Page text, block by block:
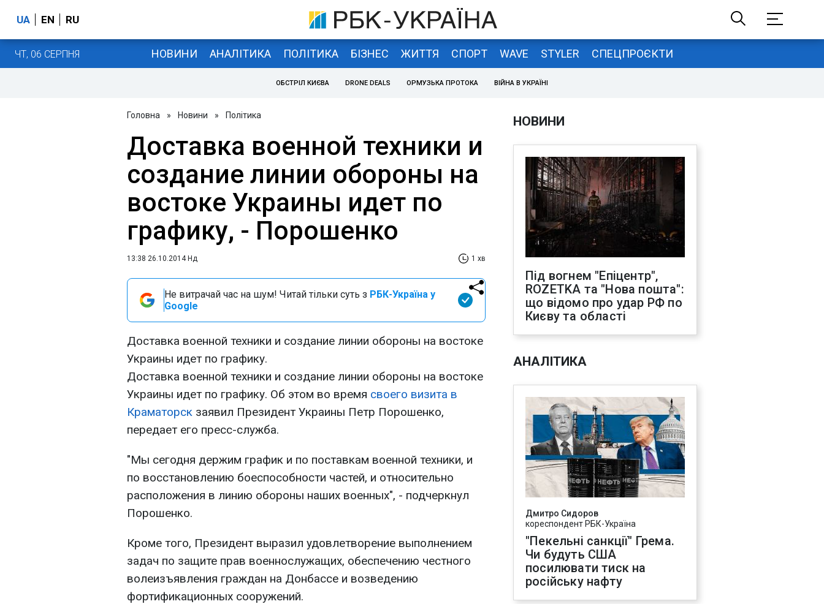
UA EN RU
ЧТ, 06 СЕРПНЯ НОВИНИ АНАЛІТИКА ПОЛІТИКА БІЗНЕС ЖИТТЯ СПОРТ WAVE STYLER СПЕЦПРОЄКТИ
ОБСТРІЛ КИЄВА DRONE DEALS ОРМУЗЬКА ПРОТОКА ВІЙНА В УКРАЇНІ
Головна » Новини » Політика
Доставка военной техники и
создание линии обороны на
востоке Украины идет по
графику, - Порошенко
13:38 26.10.2014 Нд 1 хв
Не витрачай час на шум! Читай тільки суть з РБК-Україна у
Google
Доставка военной техники и создание линии обороны на востоке
Украины идет по графику.
Доставка военной техники и создание линии обороны на востоке
Украины идет по графику. Об этом во время своего визита в
Краматорск заявил Президент Украины Петр Порошенко,
передает его пресс-служба.
"Мы сегодня держим график и по поставкам военной техники, и
по восстановлению боеспособности частей, и относительно
расположения в линию обороны наших военных", - подчеркнул
Порошенко.
Кроме того, Президент выразил удовлетворение выполнением
задач по защите прав военнослужащих, обеспечению честного
волеизъявления граждан на Донбассе и возведению
фортификационных сооружений.
НОВИНИ
Під вогнем "Епіцентр",
ROZETKA та "Нова пошта":
що відомо про удар РФ по
Києву та області
АНАЛІТИКА
Дмитро Сидоров
кореспондент РБК-Україна
"Пекельні санкції" Грема.
Чи будуть США
посилювати тиск на
російську нафту